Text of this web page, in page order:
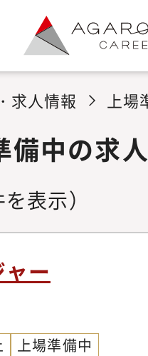
求人情報 上
備中の求
表示）
ー
上場準備中